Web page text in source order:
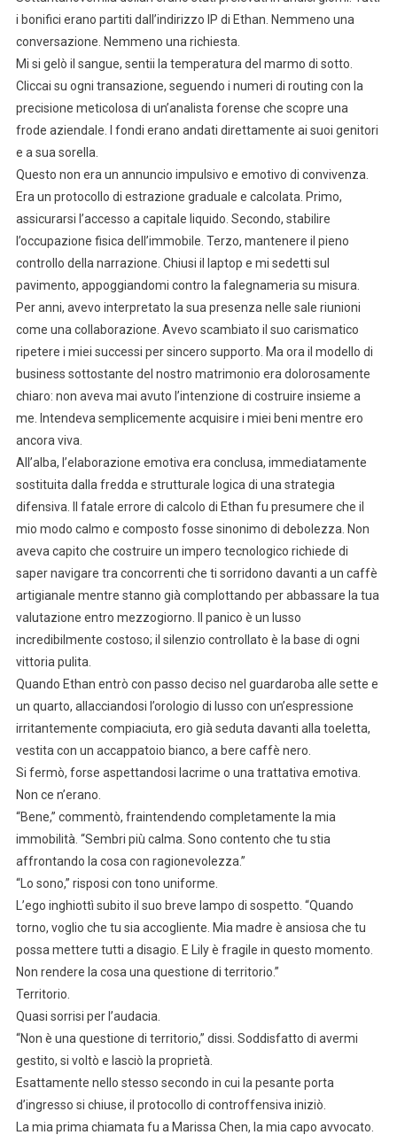
i bonifici erano partiti dall’indirizzo IP di Ethan. Nemmeno una
conversazione. Nemmeno una richiesta.
Mi si gelò il sangue, sentii la temperatura del marmo di sotto.
Cliccai su ogni transazione, seguendo i numeri di routing con la
precisione meticolosa di un’analista forense che scopre una
frode aziendale. I fondi erano andati direttamente ai suoi genitori
e a sua sorella.
Questo non era un annuncio impulsivo e emotivo di convivenza.
Era un protocollo di estrazione graduale e calcolata. Primo,
assicurarsi l’accesso a capitale liquido. Secondo, stabilire
l’occupazione fisica dell’immobile. Terzo, mantenere il pieno
controllo della narrazione. Chiusi il laptop e mi sedetti sul
pavimento, appoggiandomi contro la falegnameria su misura.
Per anni, avevo interpretato la sua presenza nelle sale riunioni
come una collaborazione. Avevo scambiato il suo carismatico
ripetere i miei successi per sincero supporto. Ma ora il modello di
business sottostante del nostro matrimonio era dolorosamente
chiaro: non aveva mai avuto l’intenzione di costruire insieme a
me. Intendeva semplicemente acquisire i miei beni mentre ero
ancora viva.
All’alba, l’elaborazione emotiva era conclusa, immediatamente
sostituita dalla fredda e strutturale logica di una strategia
difensiva. Il fatale errore di calcolo di Ethan fu presumere che il
mio modo calmo e composto fosse sinonimo di debolezza. Non
aveva capito che costruire un impero tecnologico richiede di
saper navigare tra concorrenti che ti sorridono davanti a un caffè
artigianale mentre stanno già complottando per abbassare la tua
valutazione entro mezzogiorno. Il panico è un lusso
incredibilmente costoso; il silenzio controllato è la base di ogni
vittoria pulita.
Quando Ethan entrò con passo deciso nel guardaroba alle sette e
un quarto, allacciandosi l’orologio di lusso con un’espressione
irritantemente compiaciuta, ero già seduta davanti alla toeletta,
vestita con un accappatoio bianco, a bere caffè nero.
Si fermò, forse aspettandosi lacrime o una trattativa emotiva.
Non ce n’erano.
“Bene,” commentò, fraintendendo completamente la mia
immobilità. “Sembri più calma. Sono contento che tu stia
affrontando la cosa con ragionevolezza.”
“Lo sono,” risposi con tono uniforme.
L’ego inghiottì subito il suo breve lampo di sospetto. “Quando
torno, voglio che tu sia accogliente. Mia madre è ansiosa che tu
possa mettere tutti a disagio. E Lily è fragile in questo momento.
Non rendere la cosa una questione di territorio.”
Territorio.
Quasi sorrisi per l’audacia.
“Non è una questione di territorio,” dissi. Soddisfatto di avermi
gestito, si voltò e lasciò la proprietà.
Esattamente nello stesso secondo in cui la pesante porta
d’ingresso si chiuse, il protocollo di controffensiva iniziò.
La mia prima chiamata fu a Marissa Chen, la mia capo avvocato.